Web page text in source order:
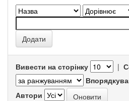
Вивести на сторінку |
Автори